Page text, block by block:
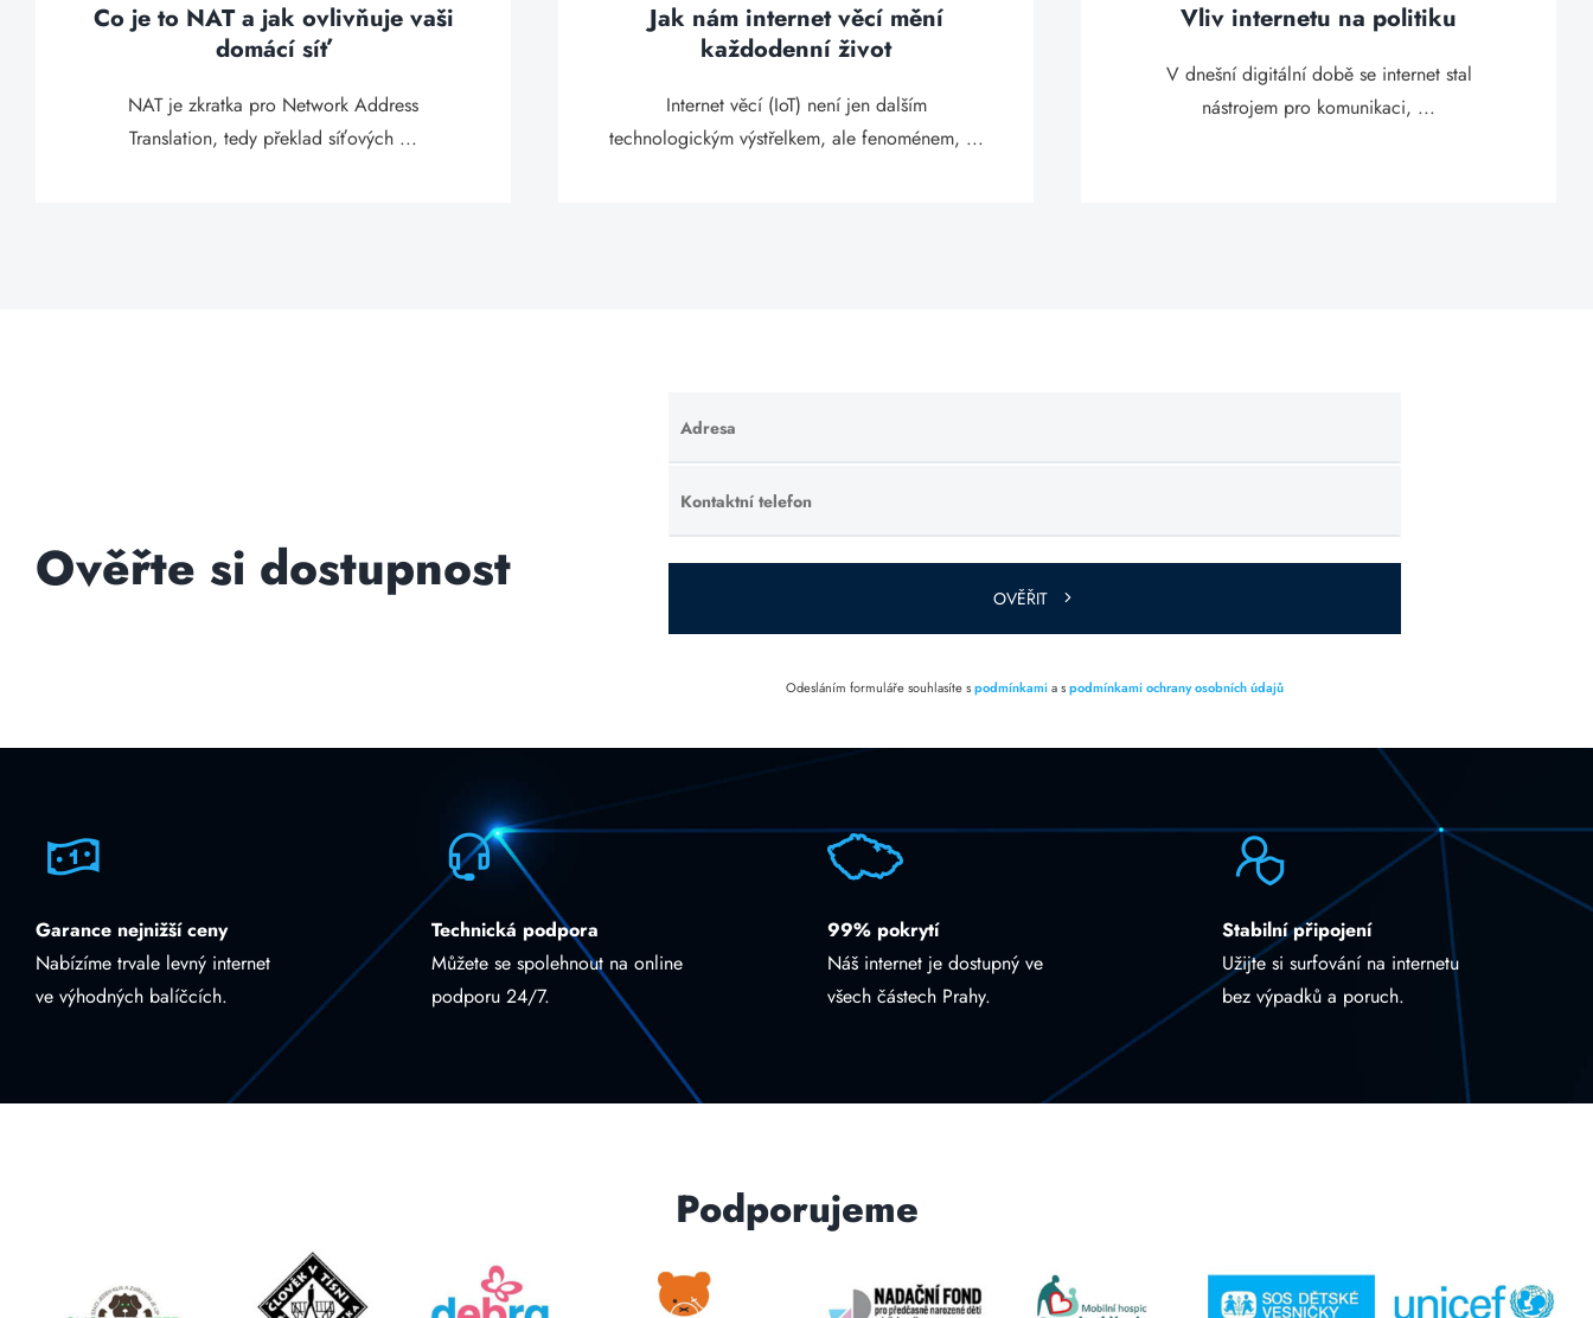
Co je to NAT a jak ovlivňuje vaši
domácí síť
NAT je zkratka pro Network Address
Translation, tedy překlad síťových ...
Jak nám internet věcí mění
každodenní život
Internet věcí (IoT) není jen dalším
technologickým výstřelkem, ale fenoménem, ...
Vliv internetu na politiku
V dnešní digitální době se internet stal
nástrojem pro komunikaci, ...
Ověřte si dostupnost
Adresa
Ponechte
toto pole
prázdné.
Kontaktní telefon
Ponechte
toto pole
prázdné.
OVĚŘIT
Odesláním formuláře souhlasíte spodmínkamia spodmínkami ochrany osobních údajů
Garance nejnižší ceny
Nabízíme trvale levný internet
ve výhodných balíčcích.
Technická podpora
Můžete se spolehnout na online
podporu 24/7.
99% pokrytí
Náš internet je dostupný ve
všech částech Prahy.
Stabilní připojení
Užijte si surfování na internetu
bez výpadků a poruch.
Podporujeme